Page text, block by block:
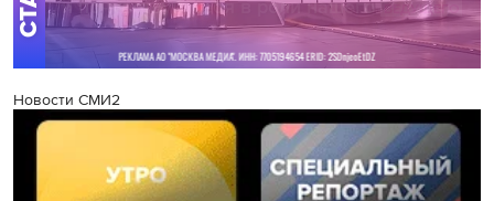
Новости СМИ2